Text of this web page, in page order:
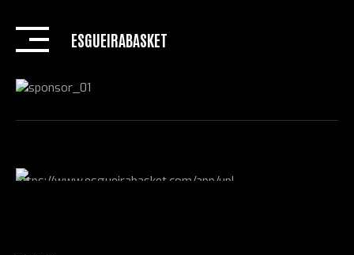
content
ESGUEIRABASKET